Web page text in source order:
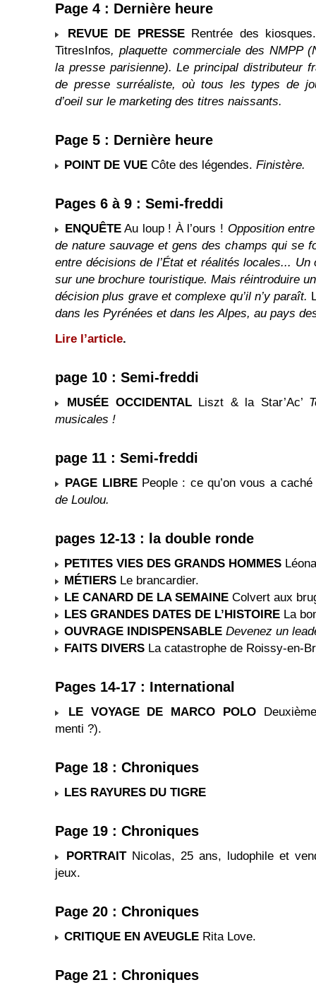
Page 4 : Dernière heure
REVUE DE PRESSERentrée des
TitresInfos, plaquette commerciale des NMPP
la presse parisienne). Le principal distributeur
de presse surréaliste, où tous les types de
d’oeil sur le marketing des titres naissants.
Page 5 : Dernière heure
POINT DE VUE Côte des légendes. Finistère.
Pages 6 à 9 : Semi-freddi
ENQUÊTEAu loup ! À l’ours ! Opposition
de nature sauvage et gens des champs qui se
entre décisions de l’État et réalités locales...
sur une brochure touristique. Mais réintroduire
décision plus grave et complexe qu’il n’y paraît.
dans les Pyrénées et dans les Alpes, au pays
Lire l’article.
page 10 : Semi-freddi
MUSÉE OCCIDENTALLiszt & la Star’Ac’
musicales !
page 11 : Semi-freddi
PAGE LIBREPeople : ce qu’on vous a
de Loulou.
pages 12-13 : la double ronde
PETITES VIES DES GRANDS HOMMES
MÉTIERS Le brancardier.
LE CANARD DE LA SEMAINE Colvert aux
LES GRANDES DATES DE L’HISTOIRE La
OUVRAGE INDISPENSABLE Devenez un
FAITS DIVERS La catastrophe de Roissy-en-
Pages 14-17 : International
LE VOYAGE DE MARCO POLO
menti ?).
Page 18 : Chroniques
LES RAYURES DU TIGRE
Page 19 : Chroniques
PORTRAITNicolas, 25 ans, ludophile et
jeux.
Page 20 : Chroniques
CRITIQUE EN AVEUGLE Rita Love.
Page 21 : Chroniques